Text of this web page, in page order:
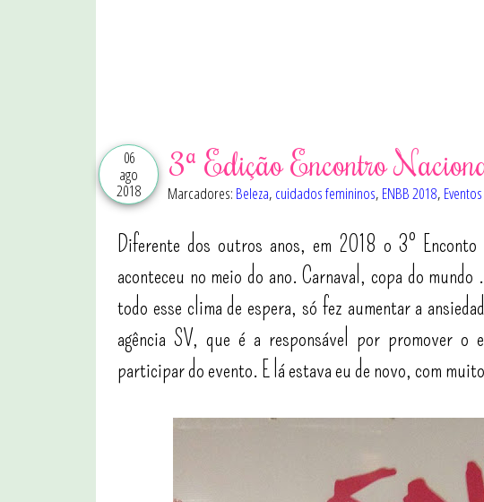
06
ago
2018
3ª Edição Encontro
Marcadores: Beleza, cuidados femininos, ENBB 2018, Eventos
Diferente dos outros anos, em 2018 o 3º
aconteceu no meio do ano. Carnaval, copa do
todo esse clima de espera, só fez aumentar a
agência SV, que é a responsável por promover o
participar do evento. E lá estava eu de novo, com